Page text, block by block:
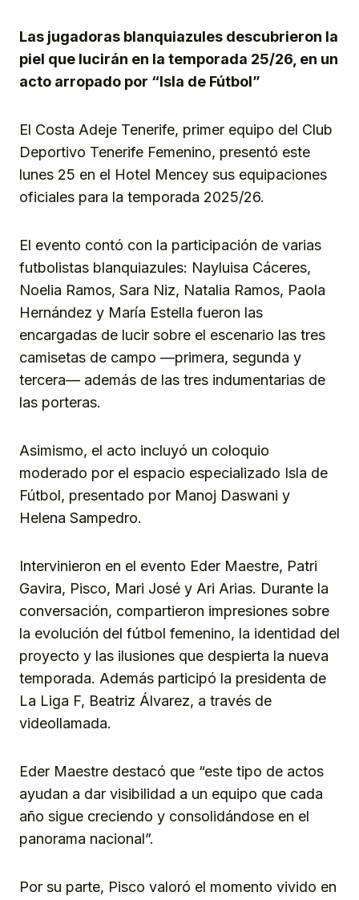
Las jugadoras blanquiazules descubrieron la
piel que lucirán en la temporada 25/26, en un
acto arropado por “Isla de Fútbol”
El Costa Adeje Tenerife, primer equipo del Club
Deportivo Tenerife Femenino, presentó este
lunes 25 en el Hotel Mencey sus equipaciones
oficiales para la temporada 2025/26.
El evento contó con la participación de varias
futbolistas blanquiazules: Nayluisa Cáceres,
Noelia Ramos, Sara Niz, Natalia Ramos, Paola
Hernández y María Estella fueron las
encargadas de lucir sobre el escenario las tres
camisetas de campo —primera, segunda y
tercera— además de las tres indumentarias de
las porteras.
Asimismo, el acto incluyó un coloquio
moderado por el espacio especializado Isla de
Fútbol, presentado por Manoj Daswani y
Helena Sampedro.
Intervinieron en el evento Eder Maestre, Patri
Gavira, Pisco, Mari José y Ari Arias. Durante la
conversación, compartieron impresiones sobre
la evolución del fútbol femenino, la identidad del
proyecto y las ilusiones que despierta la nueva
temporada. Además participó la presidenta de
La Liga F, Beatriz Álvarez, a través de
videollamada.
Eder Maestre destacó que “este tipo de actos
ayudan a dar visibilidad a un equipo que cada
año sigue creciendo y consolidándose en el
panorama nacional”.
Por su parte, Pisco valoró el momento vivido en